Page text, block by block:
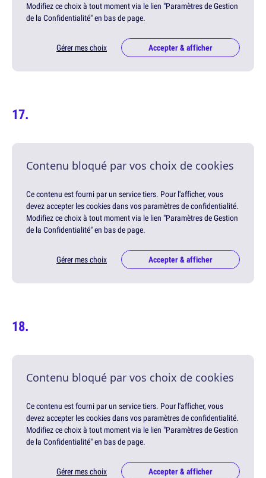
Modifiez ce choix à tout moment via le lien "Paramètres de Gestion
de la Confidentialité" en bas de page.
Gérer mes choix Accepter & afficher
Contenu bloqué par vos choix de cookies
Ce contenu est fourni par un service tiers. Pour l'afficher, vous
devez accepter les cookies dans vos paramètres de confidentialité.
Modifiez ce choix à tout moment via le lien "Paramètres de Gestion
de la Confidentialité" en bas de page.
Gérer mes choix Accepter & afficher
Contenu bloqué par vos choix de cookies
Ce contenu est fourni par un service tiers. Pour l'afficher, vous
devez accepter les cookies dans vos paramètres de confidentialité.
Modifiez ce choix à tout moment via le lien "Paramètres de Gestion
de la Confidentialité" en bas de page.
Gérer mes choix Accepter & afficher